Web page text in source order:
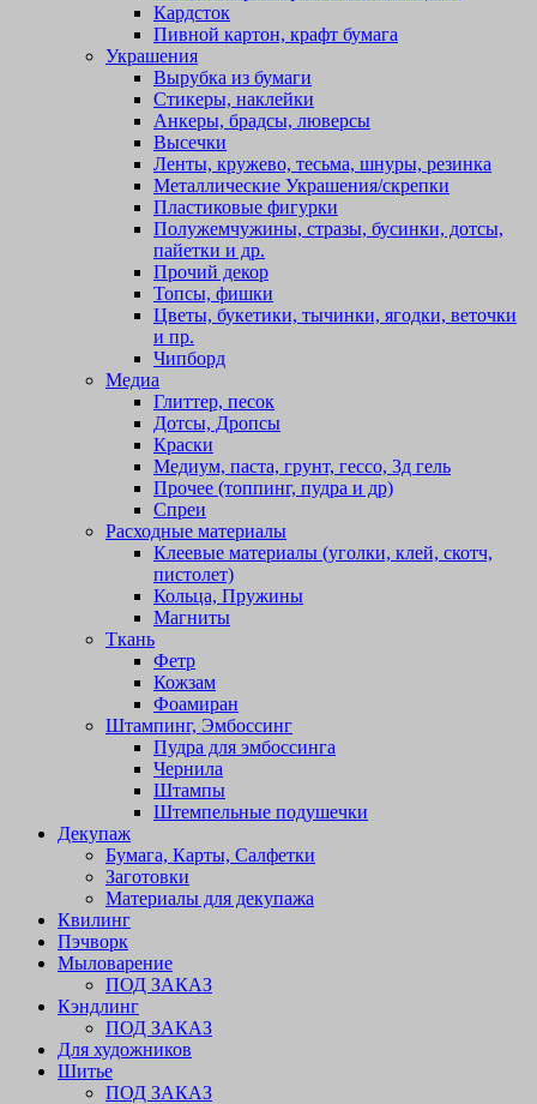
Кардсток
Пивной картон, крафт бумага
Украшения
Вырубка из бумаги
Стикеры, наклейки
Анкеры, брадсы, люверсы
Высечки
Ленты, кружево, тесьма, шнуры, резинка
Металлические Украшения/скрепки
Пластиковые фигурки
Полужемчужины, стразы, бусинки, дотсы,
пайетки и др.
Прочий декор
Топсы, фишки
Цветы, букетики, тычинки, ягодки, веточки
и пр.
Чипборд
Медиа
Глиттер, песок
Дотсы, Дропсы
Краски
Медиум, паста, грунт, гессо, 3д гель
Прочее (топпинг, пудра и др)
Спреи
Расходные материалы
Клеевые материалы (уголки, клей, скотч,
пистолет)
Кольца, Пружины
Магниты
Ткань
Фетр
Кожзам
Фоамиран
Штампинг, Эмбоссинг
Пудра для эмбоссинга
Чернила
Штампы
Штемпельные подушечки
Декупаж
Бумага, Карты, Салфетки
Заготовки
Материалы для декупажа
Квилинг
Пэчворк
Мыловарение
ПОД ЗАКАЗ
Кэндлинг
ПОД ЗАКАЗ
Для художников
Шитье
ПОД ЗАКАЗ